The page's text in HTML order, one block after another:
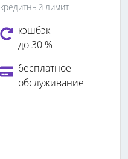
кредитный лимит
кэшбэк
до 30 %
бесплатное
обслуживание